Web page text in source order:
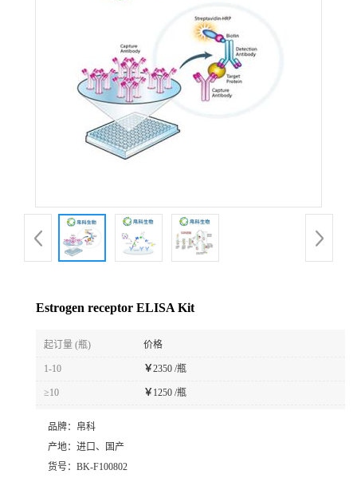
Estrogen receptor ELISA Kit
起订量 (瓶) 价格
1-10 ￥2350 /瓶
≥10 ￥ 1250 /瓶
品牌： 帛科
产地： 进口、国产
货号： BK-F100802